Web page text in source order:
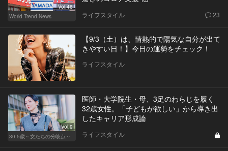
Vol.46
World Trend News
ライフスタイル 23
【9/3（土）は、情熱的で陽気な自分が出て
きやすい日！】今日の運勢をチェック！
ライフスタイル
Vol.9
30.5歳～女たちの分岐点～
医師・大学院生・母、3足のわらじを履く
32歳女性。「子どもが欲しい」から導き出
したキャリア形成論
ライフスタイル